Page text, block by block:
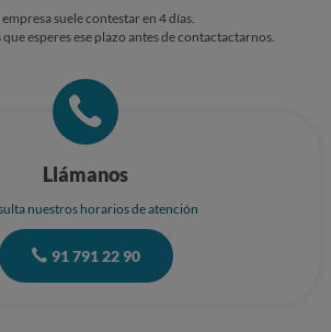
empresa suele contestar en 4 días.
esperes ese plazo antes de contactactarnos.
Llámanos
nuestros horarios de atención
91 791 22 90